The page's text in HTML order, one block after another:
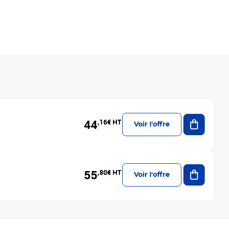
44,16€ HT Voir l'offre
Ajouter
55,80€ HT Voir l'offre
Ajouter